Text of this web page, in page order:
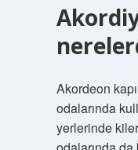
Akordeon
odalarında
yerlerinde